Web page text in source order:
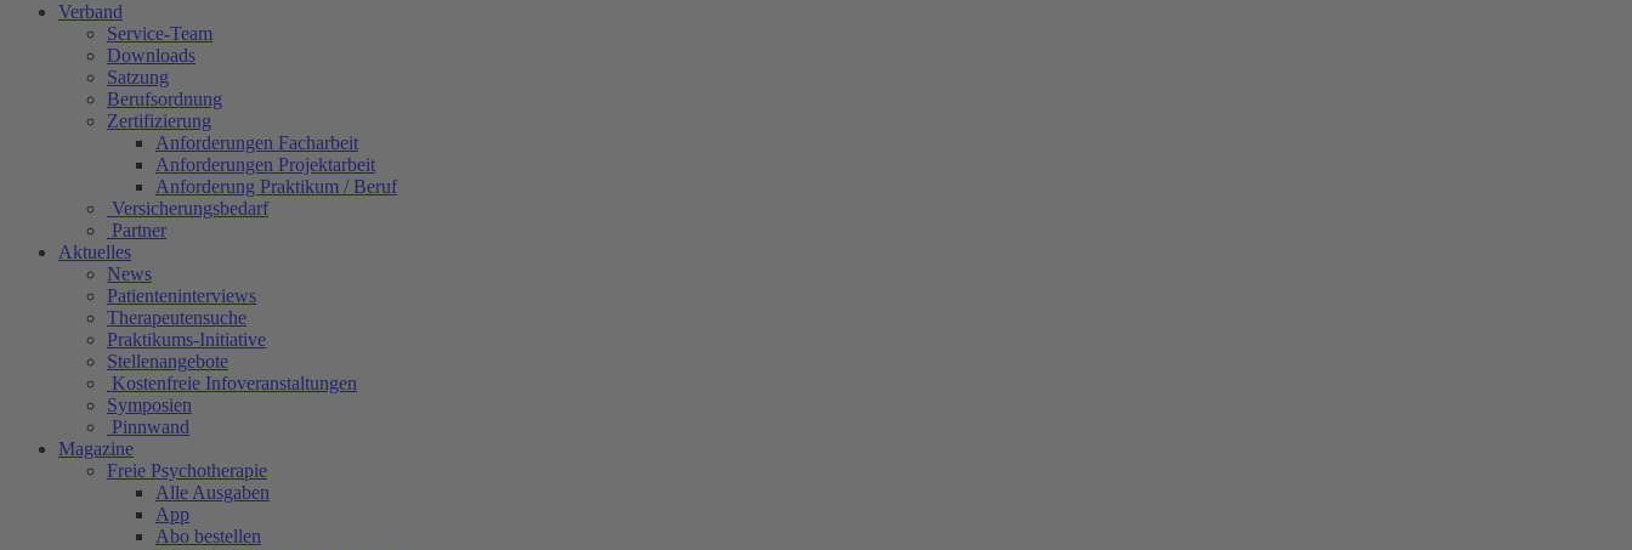
Verband
Service-Team
Downloads
Satzung
Berufsordnung
Zertifizierung
Anforderungen Facharbeit
Anforderungen Projektarbeit
Anforderung Praktikum / Beruf
Versicherungsbedarf
Partner
Aktuelles
News
Patienteninterviews
Therapeutensuche
Praktikums-Initiative
Stellenangebote
Kostenfreie Infoveranstaltungen
Symposien
Pinnwand
Magazine
Freie Psychotherapie
Alle Ausgaben
App
Abo bestellen